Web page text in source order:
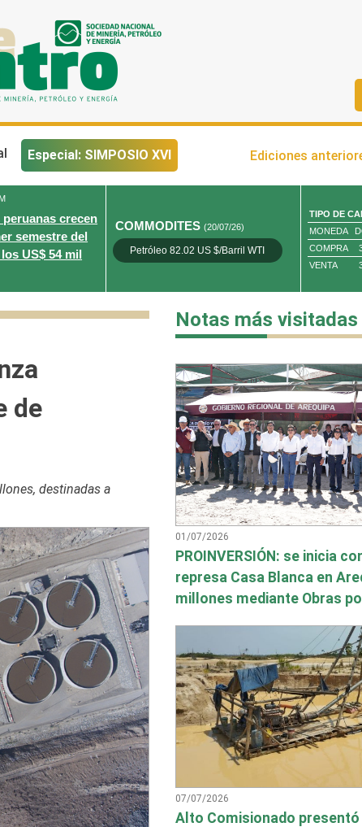
Especial: SIMPOSIO XVI Ediciones
crecen
semestre del
US$ 54 mil
COMMODITES(20/07/26)
Petróleo 82.02 US $/Barril WTI Oro
TIPO DE
MONEDA
COMPRA
VENTA
de
destinadas a
Notas más visitadas
01/07/2026
PROINVERSIÓN: se inicia
represa Casa Blanca en
millones mediante Obras
07/07/2026
Alto Comisionado